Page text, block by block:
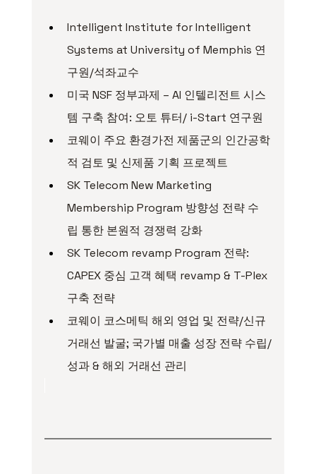
Intelligent Institute for Intelligent
Systems at University of Memphis 연
구원/석좌교수
미국 NSF 정부과제 – AI 인텔리전트 시스
템 구축 참여: 오토 튜터/ i-Start 연구원
코웨이 주요 환경가전 제품군의 인간공학
적 검토 및 신제품 기획 프로젝트
SK Telecom New Marketing
Membership Program 방향성 전략 수
립 통한 본원적 경쟁력 강화
SK Telecom revamp Program 전략:
CAPEX 중심 고객 혜택 revamp & T-Plex
구축 전략
코웨이 코스메틱 해외 영업 및 전략/신규
거래선 발굴; 국가별 매출 성장 전략 수립/
성과 & 해외 거래선 관리